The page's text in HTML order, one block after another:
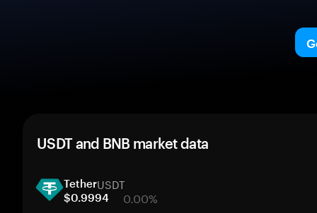
USDT and BNB market data
TetherUSDT
$0.9994 0.00%